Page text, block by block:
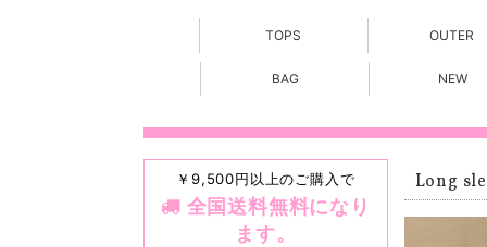
TOPS OUTER
BAG NEW
￥9,500円以上のご購入で
全国送料無料になり
ます。
Long